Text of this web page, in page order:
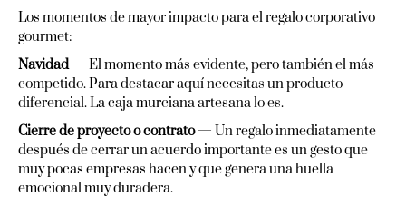
Los momentos de mayor impacto para el regalo corporativo
gourmet:
Navidad— El momento más evidente, pero también el más
competido. Para destacar aquí necesitas un producto
diferencial. La caja murciana artesana lo es.
Cierre de proyecto o contrato— Un regalo inmediatamente
después de cerrar un acuerdo importante es un gesto que
muy pocas empresas hacen y que genera una huella
emocional muy duradera.